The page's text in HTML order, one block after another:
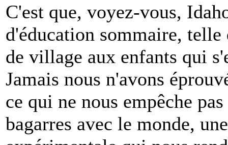
C'est que, voyez-vous,
d'éducation sommaire,
de village aux enfants qui
Jamais nous n'avons
ce qui ne nous empêche
bagarres avec le monde,